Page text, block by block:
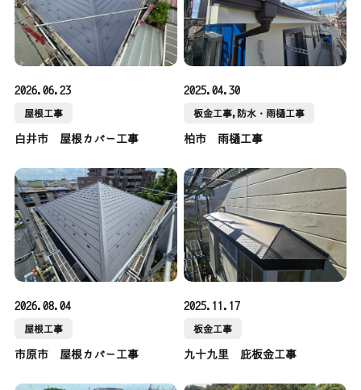
2026.06.23
屋根工事
白井市 屋根カバー工事
2025.04.30
板金工事,防水・雨樋工事
柏市 雨樋工事
2026.08.04
屋根工事
市原市 屋根カバー工事
2025.11.17
板金工事
九十九里 庇板金工事